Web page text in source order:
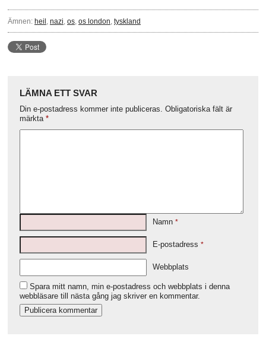
Ämnen: heil nazi os os london tyskland
LÄMNA ETT SVAR
Din e-postadress kommer inte publiceras. Obligatoriska fält är
märkta *
Namn *
E-postadress *
Webbplats
Spara mitt namn, min e-postadress och webbplats i denna
webbläsare till nästa gång jag skriver en kommentar.